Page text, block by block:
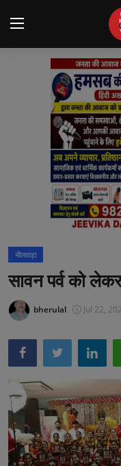
Login
About us
शाहपुरा
सरवाड़
राजस्थान
भीलवाड़ा
भीलवाड़ा
सावन पर्व को
bherulal Jul 22,